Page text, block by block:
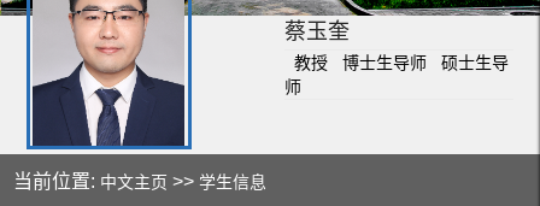
蔡玉奎
教授 博士生导师 硕士生导
师
当前位置: 中文主页 >>学生信息